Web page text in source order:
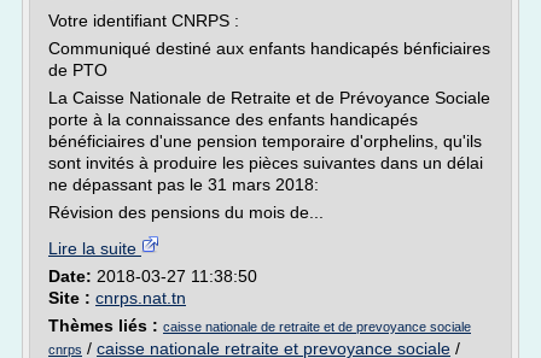
Votre identifiant CNRPS :
Communiqué destiné aux enfants handicapés bénficiaires
de PTO
La Caisse Nationale de Retraite et de Prévoyance Sociale
porte à la connaissance des enfants handicapés
bénéficiaires d'une pension temporaire d'orphelins, qu'ils
sont invités à produire les pièces suivantes dans un délai
ne dépassant pas le 31 mars 2018:
Révision des pensions du mois de...
Lire la suite
Date: 2018-03-27 11:38:50
Site : cnrps.nat.tn
Thèmes liés : caisse nationale de retraite et de prevoyance sociale
cnrps / caisse nationale retraite et prevoyance sociale /